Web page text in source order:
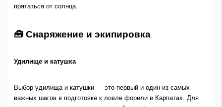
прятаться от солнца.
🧰 Снаряжение и экипировка
Удилище и катушка
Выбор удилища и катушки — это первый и один из самых
важных шагов в подготовке к ловле форели в Карпатах. Для